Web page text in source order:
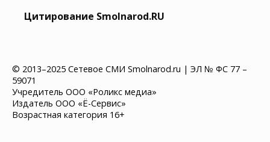
Цитирование Smolnarod.RU
© 2013–2025 Сетевое СМИ Smolnarod.ru | ЭЛ № ФС 77 –
59071
Учредитель ООО «Роликс медиа»
Издатель ООО «Ё-Сервис»
Возрастная категория 16+